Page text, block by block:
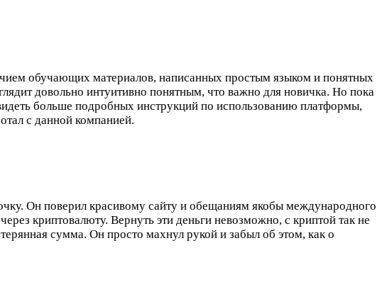
обучающих материалов, написанных простым языком и понятных
довольно интуитивно понятным, что важно для новичка. Но пока
больше подробных инструкций по использованию платформы,
с данной компанией.
Он поверил красивому сайту и обещаниям якобы международного
криптовалюту. Вернуть эти деньги невозможно, с криптой так не
сумма. Он просто махнул рукой и забыл об этом, как о